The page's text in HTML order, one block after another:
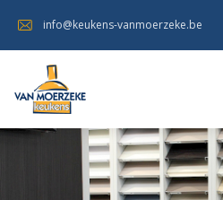
info@keukens-vanmoerzeke.be